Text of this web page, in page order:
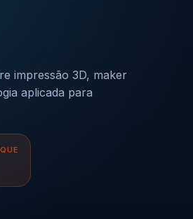
impressão 3D, maker
aplicada para